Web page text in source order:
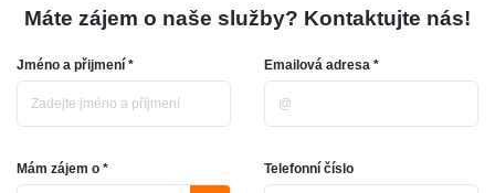
Máte zájem o naše služby? Kontaktujte nás!
Jméno a přijmení * Emailová adresa *
Mám zájem o * Telefonní číslo